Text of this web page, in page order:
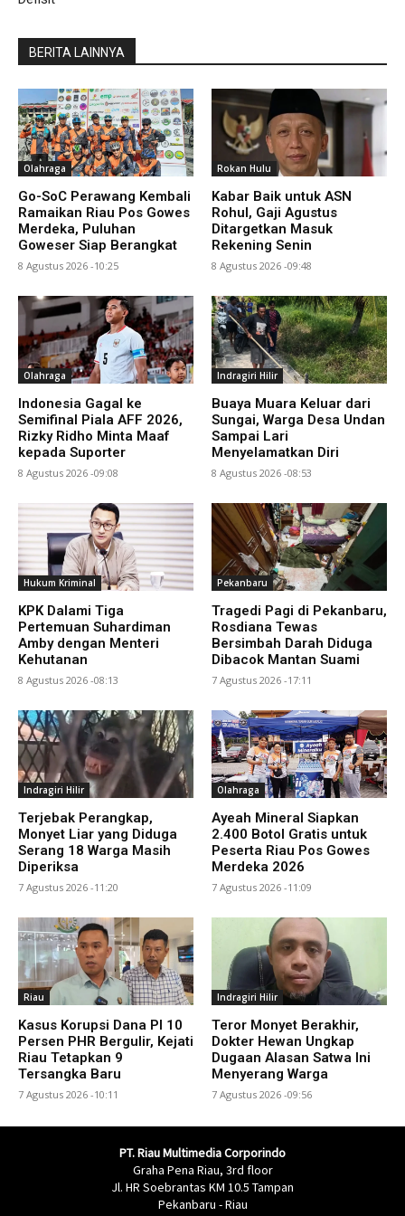
BERITA LAINNYA
Olahraga
Go-SoC Perawang Kembali
Ramaikan Riau Pos Gowes
Merdeka, Puluhan
Goweser Siap Berangkat
8 Agustus 2026 -10:25
Rokan Hulu
Kabar Baik untuk ASN
Rohul, Gaji Agustus
Ditargetkan Masuk
Rekening Senin
8 Agustus 2026 -09:48
Olahraga
Indonesia Gagal ke
Semifinal Piala AFF 2026,
Rizky Ridho Minta Maaf
kepada Suporter
8 Agustus 2026 -09:08
Indragiri Hilir
Buaya Muara Keluar dari
Sungai, Warga Desa Undan
Sampai Lari
Menyelamatkan Diri
8 Agustus 2026 -08:53
Hukum Kriminal
KPK Dalami Tiga
Pertemuan Suhardiman
Amby dengan Menteri
Kehutanan
8 Agustus 2026 -08:13
Pekanbaru
Tragedi Pagi di Pekanbaru,
Rosdiana Tewas
Bersimbah Darah Diduga
Dibacok Mantan Suami
7 Agustus 2026 -17:11
Indragiri Hilir
Terjebak Perangkap,
Monyet Liar yang Diduga
Serang 18 Warga Masih
Diperiksa
7 Agustus 2026 -11:20
Olahraga
Ayeah Mineral Siapkan
2.400 Botol Gratis untuk
Peserta Riau Pos Gowes
Merdeka 2026
7 Agustus 2026 -11:09
Riau
Kasus Korupsi Dana PI 10
Persen PHR Bergulir, Kejati
Riau Tetapkan 9
Tersangka Baru
7 Agustus 2026 -10:11
Indragiri Hilir
Teror Monyet Berakhir,
Dokter Hewan Ungkap
Dugaan Alasan Satwa Ini
Menyerang Warga
7 Agustus 2026 -09:56
PT. Riau Multimedia Corporindo
Graha Pena Riau, 3rd floor
Jl. HR Soebrantas KM 10.5 Tampan
Pekanbaru - Riau